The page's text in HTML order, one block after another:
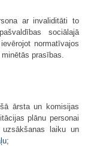
ar invaliditāti to
sociālajā
normatīvajos
prasības.
ārsta un komisijas
plānu personai
laiku un
;